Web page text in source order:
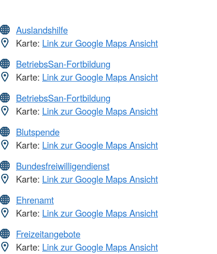
Auslandshilfe
Karte: Link zur Google Maps Ansicht
BetriebsSan-Fortbildung
Karte: Link zur Google Maps Ansicht
BetriebsSan-Fortbildung
Karte: Link zur Google Maps Ansicht
Blutspende
Karte: Link zur Google Maps Ansicht
Bundesfreiwilligendienst
Karte: Link zur Google Maps Ansicht
Ehrenamt
Karte: Link zur Google Maps Ansicht
Freizeitangebote
Karte: Link zur Google Maps Ansicht